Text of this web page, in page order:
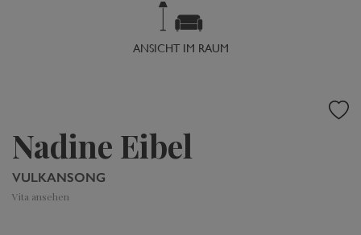
ANSICHT IM RAUM
Nadine Eibel
VULKANSONG
Vita ansehen